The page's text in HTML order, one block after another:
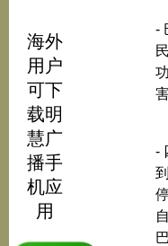
海外
用户
可下
载明
慧广
播手
机应
用
-
-